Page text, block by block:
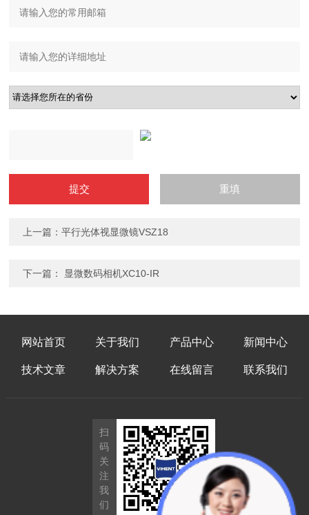
上一篇：平行光体视显微镜VSZ18
下一篇： 显微数码相机XC10-IR
网站首页 关于我们 产品中心 新闻中心
技术文章 解决方案 在线留言 联系我们
扫
码
关
注
我
们